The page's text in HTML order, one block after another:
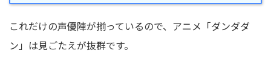
これだけの声優陣が揃っているので、アニメ「ダンダダ
ン」は見ごたえが抜群です。